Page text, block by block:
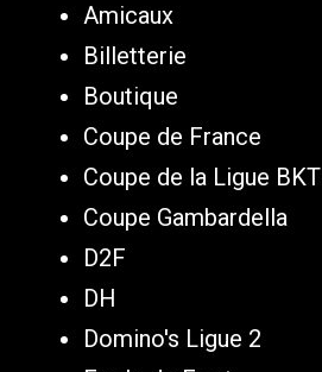
Amicaux
Billetterie
Boutique
Coupe de France
Coupe de la Ligue BKT
Coupe Gambardella
D2F
DH
Domino's Ligue 2